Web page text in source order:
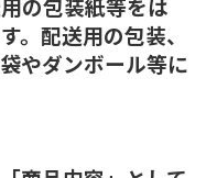
。配送用の包装、
やダンボール等に